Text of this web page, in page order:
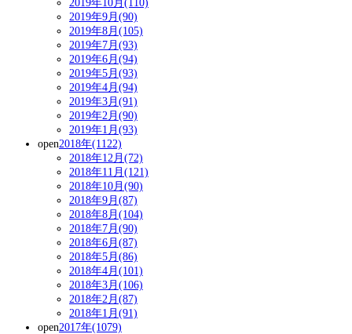
2019年10月(110)
2019年9月(90)
2019年8月(105)
2019年7月(93)
2019年6月(94)
2019年5月(93)
2019年4月(94)
2019年3月(91)
2019年2月(90)
2019年1月(93)
open2018年(1122)
2018年12月(72)
2018年11月(121)
2018年10月(90)
2018年9月(87)
2018年8月(104)
2018年7月(90)
2018年6月(87)
2018年5月(86)
2018年4月(101)
2018年3月(106)
2018年2月(87)
2018年1月(91)
open2017年(1079)